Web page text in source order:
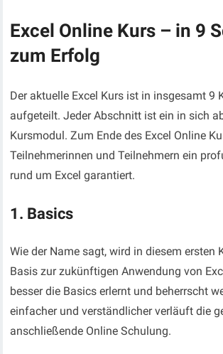
Excel Online Kurs – in 9
zum Erfolg
Der aktuelle Excel Kurs ist in insgesamt 9
aufgeteilt. Jeder Abschnitt ist ein in sich
Kursmodul. Zum Ende des Excel Online
Teilnehmerinnen und Teilnehmern ein
rund um Excel garantiert.
1. Basics
Wie der Name sagt, wird in diesem ersten
Basis zur zukünftigen Anwendung von
besser die Basics erlernt und beherrscht
einfacher und verständlicher verläuft die
anschließende Online Schulung.